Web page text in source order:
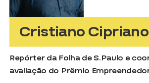
Cristiano
Repórter da Folha de S.Paulo e
avaliação do Prêmio